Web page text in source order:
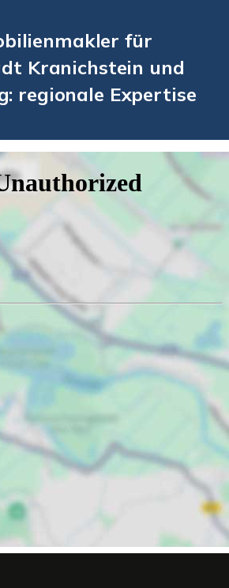
für
Kranichstein und
regionale Expertise